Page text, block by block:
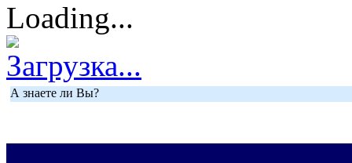
Loading...
Загрузка...
А знаете ли Вы?